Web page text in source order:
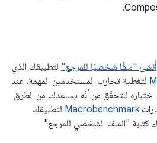
أنشئ "ملفًا شخصيًا للمرجع" لتطبيقك الذي
لتغطية تجارب المستخدمين المهمة. عند
للتحقّق من أنّه يساعدك. من الطرق
Macrobenchmark لتطبيقك
كتابة "الملف الشخصي للمرجع"